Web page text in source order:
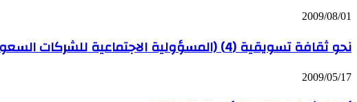
2009/08/01
نحو ثقافة تسويقية (4) (المسؤولية الاجتماعية للشركات السعودية 1)
2009/05/17